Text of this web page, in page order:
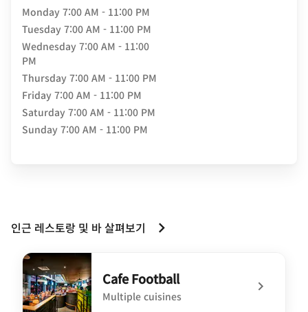
Monday 7:00 AM - 11:00 PM
Tuesday 7:00 AM - 11:00 PM
Wednesday 7:00 AM - 11:00
PM
Thursday 7:00 AM - 11:00 PM
Friday 7:00 AM - 11:00 PM
Saturday 7:00 AM - 11:00 PM
Sunday 7:00 AM - 11:00 PM
인근 레스토랑 및 바 살펴보기
Cafe Football
Multiple cuisines